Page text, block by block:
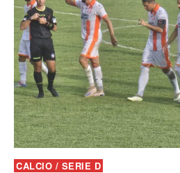
CALCIO / SERIE D